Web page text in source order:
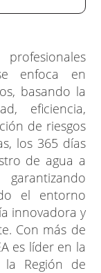
enfoca en
basando la
eficiencia,
de riesgos
los 365 días
de agua a
el entorno
innovadora y
Con más de
es líder en la
la Región de